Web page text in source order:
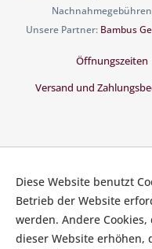
Unsere Partner: Bambus
Öffnungszeiten
Versand und
Diese Website benutzt
Betrieb der Website
werden. Andere
dieser Website